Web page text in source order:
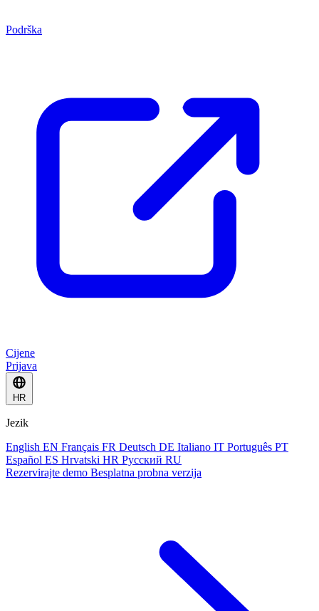
Podrška
Cijene
Prijava
HR
Jezik
English EN Français FR Deutsch DE Italiano IT Português PT
Español ES Hrvatski HR Русский RU
Rezervirajte demo Besplatna probna verzija